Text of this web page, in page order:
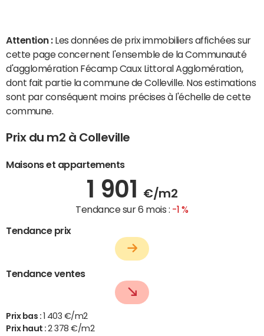
Attention : Les données de prix immobiliers affichées sur
cette page concernent l'ensemble de la Communauté
d'agglomération Fécamp Caux Littoral Agglomération,
dont fait partie la commune de Colleville. Nos estimations
sont par conséquent moins précises à l'échelle de cette
commune.
Prix du m2 à Colleville
Maisons et appartements
1 901 €/m2
Tendance sur 6 mois : -1 %
Tendance prix
Tendance ventes
Prix bas :
1 403 €/m2
Prix haut :2 378 €/m2